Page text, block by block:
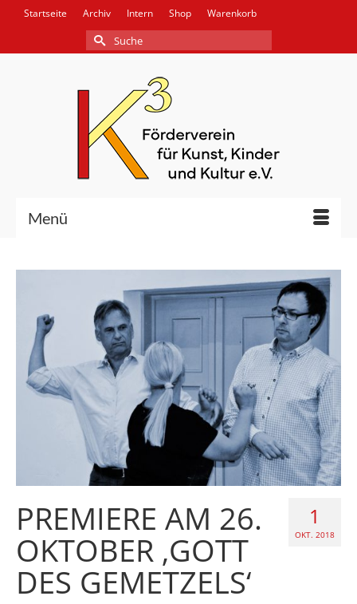
Startseite Archiv Intern Shop Warenkorb
Suche
nach:
Menü
1
OKT. 2018
PREMIERE AM 26.
OKTOBER ‚GOTT
DES GEMETZELS‘